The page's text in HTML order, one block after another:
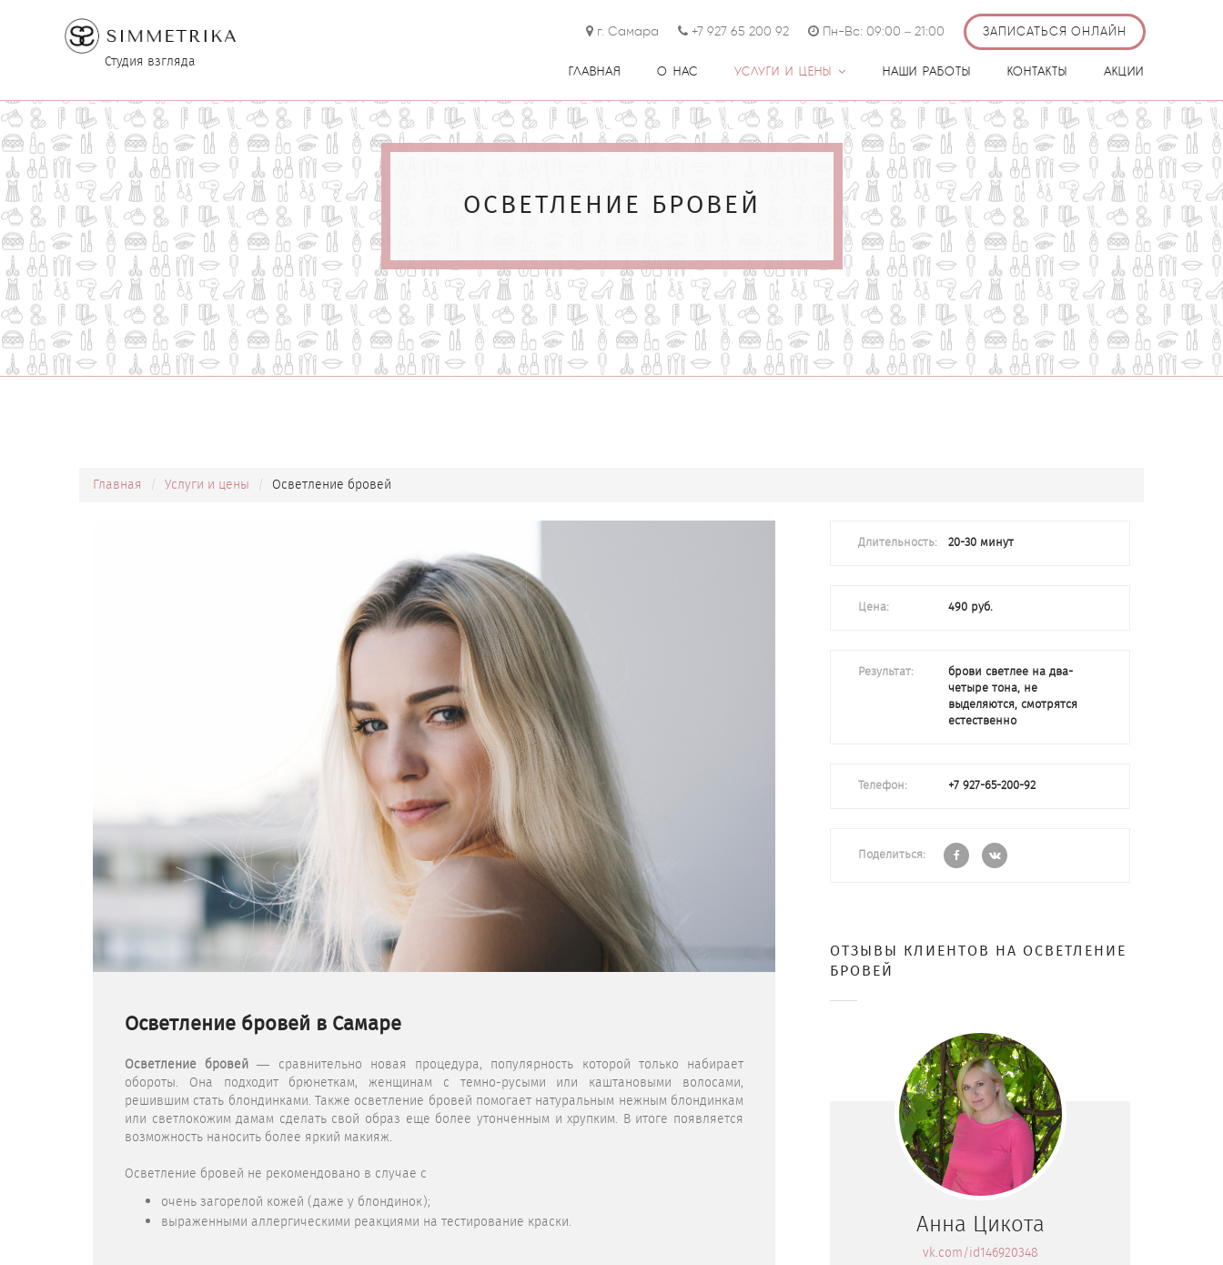
Студия взгляда
г. Самара +7 927 65 200 92 Пн-Вс: 09:00 – 21:00 ЗАПИСАТЬСЯ ОНЛАЙН
ГЛАВНАЯ О НАС УСЛУГИ И ЦЕНЫ НАШИ РАБОТЫ КОНТАКТЫ АКЦИИ
ОСВЕТЛЕНИЕ БРОВЕЙ
Главная Услуги и цены Осветление бровей
Осветление бровей в Самаре
Осветление бровей — сравнительно новая процедура, популярность которой только набирает
обороты. Она подходит брюнеткам, женщинам с темно-русыми или каштановыми волосами,
решившим стать блондинками. Также осветление бровей помогает натуральным нежным блондинкам
или светлокожим дамам сделать свой образ еще более утонченным и хрупким. В итоге появляется
возможность наносить более яркий макияж.
Осветление бровей не рекомендовано в случае с
очень загорелой кожей (даже у блондинок);
выраженными аллергическими реакциями на тестирование краски.
Длительность: 20-30 минут
Цена: 490 руб.
Результат:
брови светлее на два-
четыре тона, не
выделяются, смотрятся
естественно
Телефон: +7 927-65-200-92
Поделиться:
ОТЗЫВЫ КЛИЕНТОВ НА ОСВЕТЛЕНИЕ
БРОВЕЙ
Анна Цикота
vk.com/id146920348